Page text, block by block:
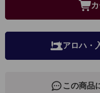
アロハ・
この商品